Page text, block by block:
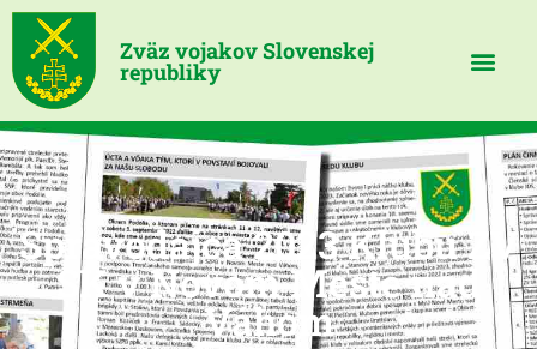
Zväz vojakov Slovenskej
republiky
Spravodajca 2023 Klubu ZV
SK v Novom Meste nad
Váhom